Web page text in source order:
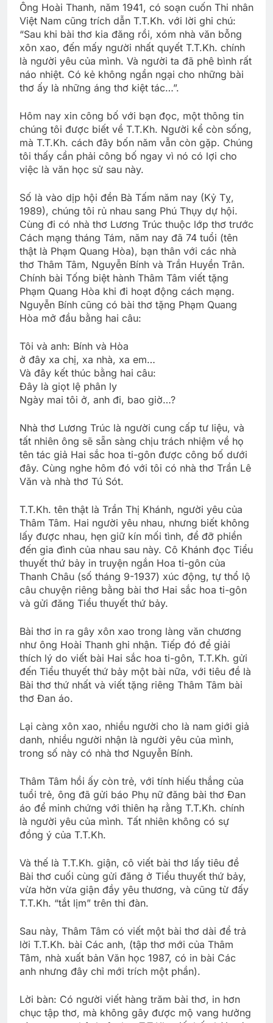
Ông Hoài Thanh, năm 1941, có soạn cuốn Thi nhân
Việt Nam cũng trích dẫn T.T.Kh. với lời ghi chú:
“Sau khi bài thơ kia đăng rồi, xóm nhà văn bỗng
xôn xao, đến mấy người nhất quyết T.T.Kh. chính
là người yêu của mình. Và người ta đã phê bình rất
náo nhiệt. Có kẻ không ngần ngại cho những bài
thơ ấy là những áng thơ kiệt tác…”.
Hôm nay xin công bố với bạn đọc, một thông tin
chúng tôi được biết về T.T.Kh. Người kể còn sống,
mà T.T.Kh. cách đây bốn năm vẫn còn gặp. Chúng
tôi thấy cần phải công bố ngay vì nó có lợi cho
việc là văn học sử sau này.
Số là vào dịp hội đền Bà Tấm năm nay (Kỷ Tỵ,
1989), chúng tôi rủ nhau sang Phú Thụy dự hội.
Cùng đi có nhà thơ Lương Trúc thuộc lớp thơ trước
Cách mạng tháng Tám, năm nay đã 74 tuổi (tên
thật là Phạm Quang Hòa), bạn thân với các nhà
thơ Thâm Tâm, Nguyễn Bính và Trần Huyền Trân.
Chính bài Tống biệt hành Thâm Tâm viết tặng
Phạm Quang Hòa khi đi hoạt động cách mạng.
Nguyễn Bính cũng có bài thơ tặng Phạm Quang
Hòa mở đầu bằng hai câu:
Tôi và anh: Bính và Hòa
ở đây xa chị, xa nhà, xa em…
Và đây kết thúc bằng hai câu:
Đây là giọt lệ phân ly
Ngày mai tôi ở, anh đi, bao giờ…?
Nhà thơ Lương Trúc là người cung cấp tư liệu, và
tất nhiên ông sẽ sẵn sàng chịu trách nhiệm về họ
tên tác giả Hai sắc hoa ti-gôn được công bố dưới
đây. Cùng nghe hôm đó với tôi có nhà thơ Trần Lê
Văn và nhà thơ Tú Sót.
T.T.Kh. tên thật là Trần Thị Khánh, người yêu của
Thâm Tâm. Hai người yêu nhau, nhưng biết không
lấy được nhau, hẹn giữ kín mối tình, để đỡ phiền
đến gia đình của nhau sau này. Cô Khánh đọc Tiểu
thuyết thứ bảy in truyện ngắn Hoa ti-gôn của
Thanh Châu (số tháng 9-1937) xúc động, tự thổ lộ
câu chuyện riêng bằng bài thơ Hai sắc hoa ti-gôn
và gửi đăng Tiểu thuyết thứ bảy.
Bài thơ in ra gây xôn xao trong làng văn chương
như ông Hoài Thanh ghi nhận. Tiếp đó để giải
thích lý do viết bài Hai sắc hoa ti-gôn, T.T.Kh. gửi
đến Tiểu thuyết thứ bảy một bài nữa, với tiêu đề là
Bài thơ thứ nhất và viết tặng riêng Thâm Tâm bài
thơ Đan áo.
Lại càng xôn xao, nhiều người cho là nam giới giả
danh, nhiều người nhận là người yêu của mình,
trong số này có nhà thơ Nguyễn Bính.
Thâm Tâm hồi ấy còn trẻ, với tính hiếu thắng của
tuổi trẻ, ông đã gửi báo Phụ nữ đăng bài thơ Đan
áo để minh chứng với thiên hạ rằng T.T.Kh. chính
là người yêu của mình. Tất nhiên không có sự
đồng ý của T.T.Kh.
Và thế là T.T.Kh. giận, cô viết bài thơ lấy tiêu đề
Bài thơ cuối cùng gửi đăng ở Tiểu thuyết thứ bảy,
vừa hờn vừa giận đầy yêu thương, và cũng từ đấy
T.T.Kh. “tắt lịm” trên thi đàn.
Sau này, Thâm Tâm có viết một bài thơ dài để trả
lời T.T.Kh. bài Các anh, (tập thơ mới của Thâm
Tâm, nhà xuất bản Văn học 1987, có in bài Các
anh nhưng đây chỉ mới trích một phần).
Lời bàn: Có người viết hàng trăm bài thơ, in hơn
chục tập thơ, mà không gây được mộ vang hưởng